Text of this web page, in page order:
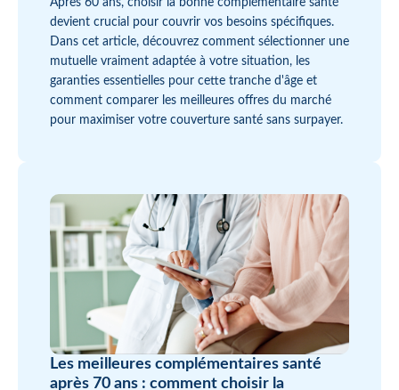
Après 60 ans, choisir la bonne complémentaire santé
devient crucial pour couvrir vos besoins spécifiques.
Dans cet article, découvrez comment sélectionner une
mutuelle vraiment adaptée à votre situation, les
garanties essentielles pour cette tranche d'âge et
comment comparer les meilleures offres du marché
pour maximiser votre couverture santé sans surpayer.
Les meilleures complémentaires santé
après 70 ans : comment choisir la